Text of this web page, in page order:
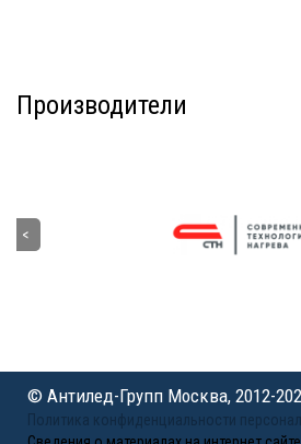
Производители
© Антилед-Групп Москва, 2012-
Политика конфиденциальности